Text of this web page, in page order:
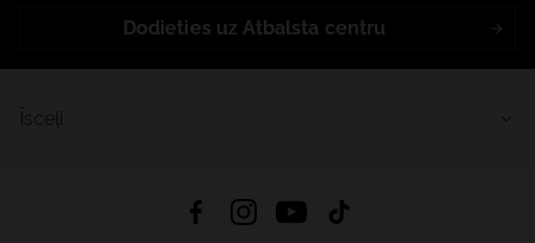
Dodieties uz Atbalsta centru